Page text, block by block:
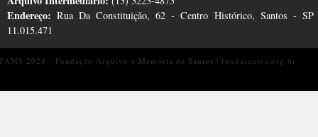
Endereço: Rua Da Constituição, 62 - Centro Histórico, Santos -
11.015.471
FAMS 2024 - Fundação Arquivo e Memória de Santos | fundasantos.org.br